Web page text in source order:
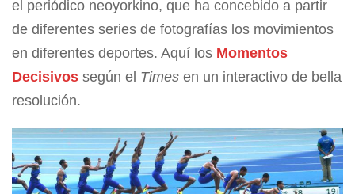
el periódico neoyorkino, que ha concebido a partir
de diferentes series de fotografías los movimientos
en diferentes deportes. Aquí los Momentos
Decisivos según el Times en un interactivo de bella
resolución.